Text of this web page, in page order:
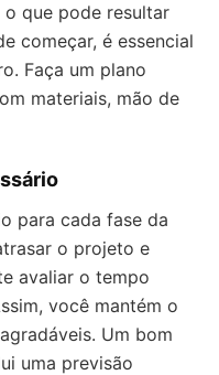
que pode resultar
começar, é essencial
Faça um plano
materiais, mão de
para cada fase da
o projeto e
avaliar o tempo
você mantém o
Um bom
uma previsão